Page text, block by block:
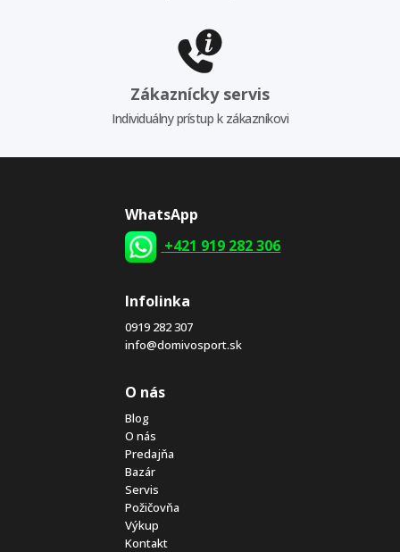
Zákaznícky servis
Individuálny prístup k zákazníkovi
WhatsApp
+421 919 282 306
Infolinka
0919 282 307
info@domivosport.sk
O nás
Blog
O nás
Predajňa
Bazár
Servis
Požičovňa
Výkup
Kontakt